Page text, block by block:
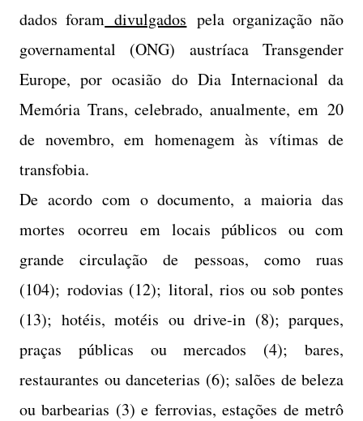
dados foram divulgados pela organização não
governamental (ONG) austríaca Transgender
Europe, por ocasião do Dia Internacional da
Memória Trans, celebrado, anualmente, em 20
de novembro, em homenagem às vítimas de
transfobia.
De acordo com o documento, a maioria das
mortes ocorreu em locais públicos ou com
grande circulação de pessoas, como ruas
(104); rodovias (12); litoral, rios ou sob pontes
(13); hotéis, motéis ou drive-in (8); parques,
praças públicas ou mercados (4); bares,
restaurantes ou danceterias (6); salões de beleza
ou barbearias (3) e ferrovias, estações de metrô